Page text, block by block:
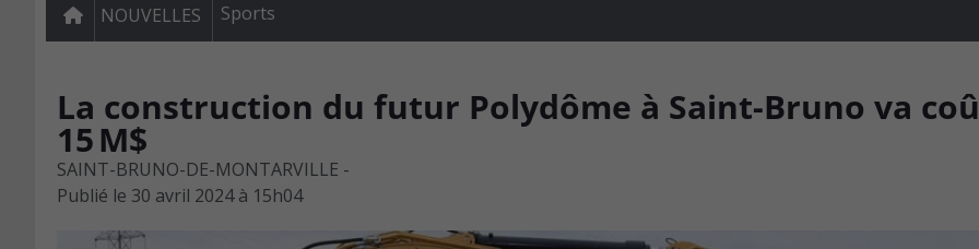
NOUVELLES Sports
La construction du futur Polydôme à Saint-Bruno va
15 M$
SAINT-BRUNO-DE-MONTARVILLE -
Publié le 30 avril 2024 à 15h04